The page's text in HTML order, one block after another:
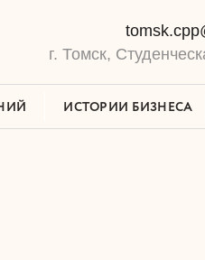
г. Томск,
ИСТОРИИ БИЗНЕСА